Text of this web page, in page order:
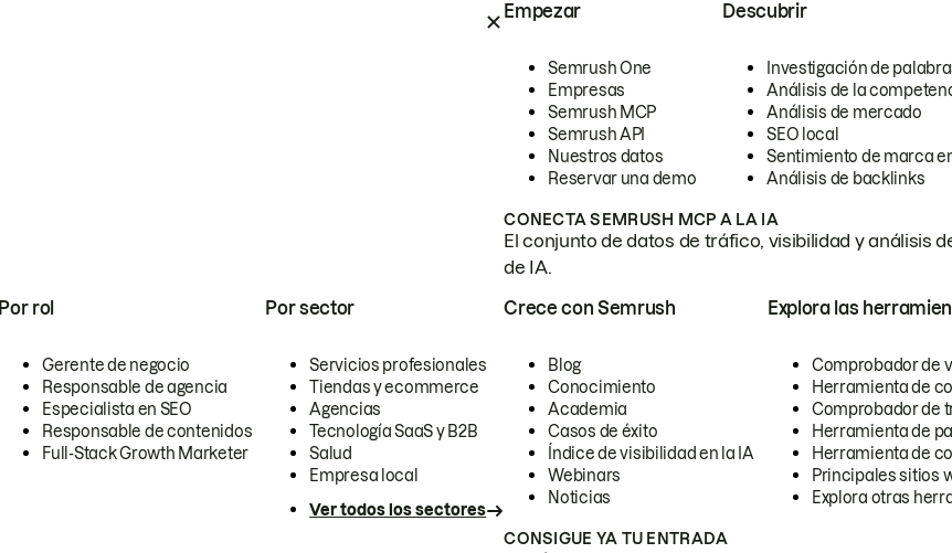
Empezar
Semrush One
Empresas
Semrush MCP
Semrush API
Nuestros datos
Reservar una demo
Descubrir
Investigación de
Análisis de la
Análisis de mercado
SEO local
Sentimiento de marca
Análisis de backlinks
CONECTA SEMRUSH MCP A LA IA
El conjunto de datos de tráfico, visibilidad y análisis
de IA.
Por rol
Gerente de negocio
Responsable de agencia
Especialista en SEO
Responsable de contenidos
Full-Stack Growth Marketer
Por sector
Servicios profesionales
Tiendas y ecommerce
Agencias
Tecnología SaaS y B2B
Salud
Empresa local
Ver todos los sectores
Crece con Semrush
Blog
Conocimiento
Academia
Casos de éxito
Índice de visibilidad en la IA
Webinars
Noticias
Explora las
Comprobador de
Herramienta de
Comprobador de
Herramienta de
Herramienta de
Principales sitios
Explora otras
CONSIGUE YA TU ENTRADA